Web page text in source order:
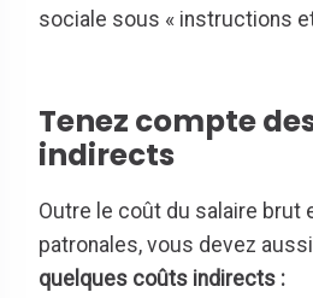
sociale sous « instructions
Tenez compte
indirects
Outre le coût du salaire brut
patronales, vous devez aussi
quelques coûts indirects :